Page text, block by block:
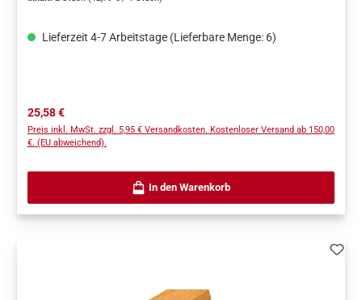
Lieferzeit 4-7 Arbeitstage (Lieferbare Menge: 6)
Regulärer Preis:
25,58 €
Preis inkl. MwSt. zzgl. 5,95 € Versandkosten. Kostenloser Versand ab 150,00
€. (EU abweichend).
In den Warenkorb